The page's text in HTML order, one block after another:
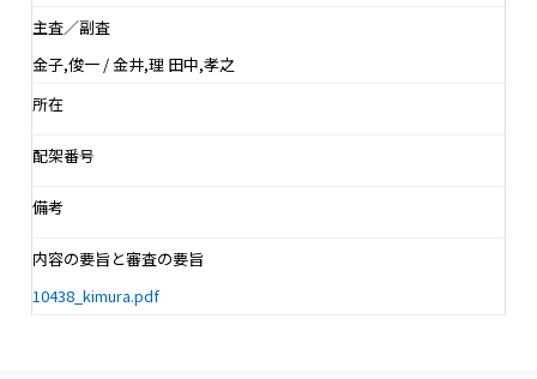
主査／副査
金子,俊一 / 金井,理 田中,孝之
所在
配架番号
備考
内容の要旨と審査の要旨
10438_kimura.pdf